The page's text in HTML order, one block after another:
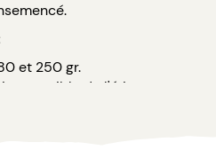
et 250 gr.
possible de l'étiquette.